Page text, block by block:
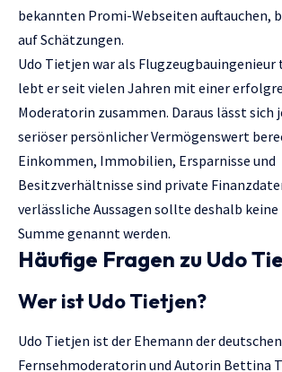
bekannten Promi-Webseiten auftauchen,
auf Schätzungen.
Udo Tietjen war als Flugzeugbauingenieur
lebt er seit vielen Jahren mit einer
Moderatorin zusammen. Daraus lässt sich
seriöser persönlicher Vermögenswert
Einkommen, Immobilien, Ersparnisse und
Besitzverhältnisse sind private
verlässliche Aussagen sollte deshalb
Summe genannt werden.
Häufige Fragen zu Udo
Wer ist Udo Tietjen?
Udo Tietjen ist der Ehemann der deutschen
Fernsehmoderatorin und Autorin Bettina